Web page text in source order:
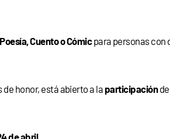
Poesía, Cuento o Cómicpara personas con
honor, está abierto a la participaciónde